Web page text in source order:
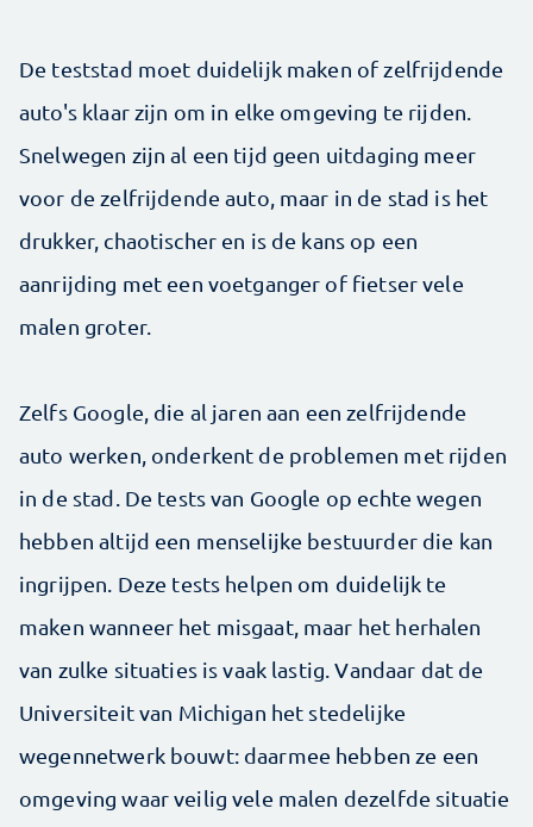
De teststad moet duidelijk maken of zelfrijdende
auto's klaar zijn om in elke omgeving te rijden.
Snelwegen zijn al een tijd geen uitdaging meer
voor de zelfrijdende auto, maar in de stad is het
drukker, chaotischer en is de kans op een
aanrijding met een voetganger of fietser vele
malen groter.
Zelfs Google, die al jaren aan een zelfrijdende
auto werken, onderkent de problemen met rijden
in de stad. De tests van Google op echte wegen
hebben altijd een menselijke bestuurder die kan
ingrijpen. Deze tests helpen om duidelijk te
maken wanneer het misgaat, maar het herhalen
van zulke situaties is vaak lastig. Vandaar dat de
Universiteit van Michigan het stedelijke
wegennetwerk bouwt: daarmee hebben ze een
omgeving waar veilig vele malen dezelfde situatie